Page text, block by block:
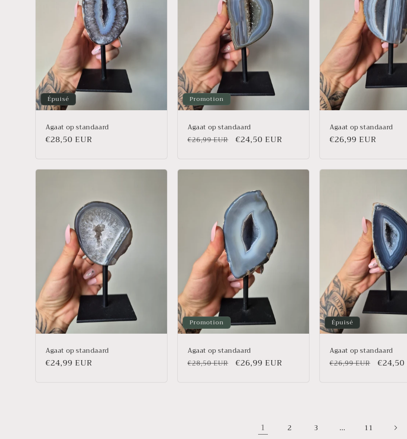
Épuisé
Agaat op standaard
Prix
€28,50 EUR
Promotion
Agaat op standaard
Prix
€26,99 EUR
Prix
€24,50 EUR
Agaat op standaard
Prix
€26,99 EUR
Agaat op standaard
Prix
€24,99 EUR
Promotion
Agaat op standaard
Prix
€28,50 EUR
Prix
€26,99 EUR
Épuisé
Agaat op standaard
Prix
€26,99 EUR
Prix
€24,50
1 2 3 … 11